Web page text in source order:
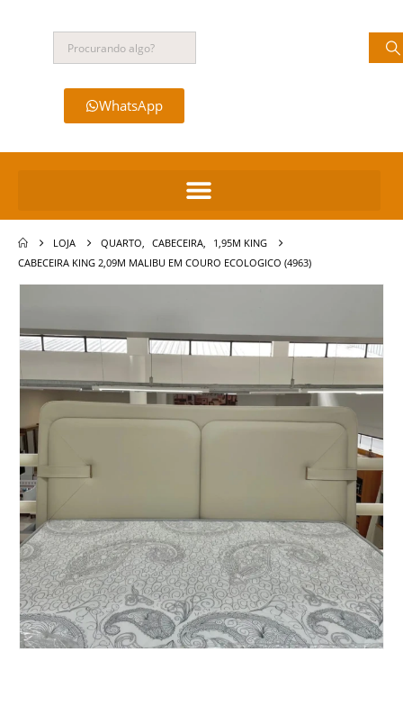
WhatsApp
LOJA QUARTO CABECEIRA
1,95M KING
CABECEIRA KING 2,09M MALIBU EM COURO ECOLOGICO (4963)